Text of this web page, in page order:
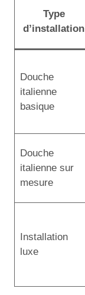
Type
d’installation
Douche
italienne
basique
Douche
italienne sur
mesure
Installation
luxe